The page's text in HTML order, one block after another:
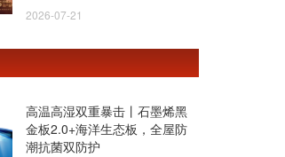
2026-07-21
高温高湿双重暴击丨石墨烯黑
金板2.0+海洋生态板，全屋防
潮抗菌双防护